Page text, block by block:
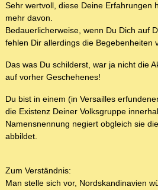
Sehr wertvoll, diese Deine Erfahrungen
mehr davon.
Bedauerlicherweise, wenn Du Dich auf
fehlen Dir allerdings die Begebenheiten
Das was Du schilderst, war ja nicht die
auf vorher Geschehenes!
Du bist in einem (in Versailles
die Existenz Deiner Volksgruppe
Namensnennung negiert obgleich sie
abbildet.
Zum Verständnis:
Man stelle sich vor, Nordskandinavien